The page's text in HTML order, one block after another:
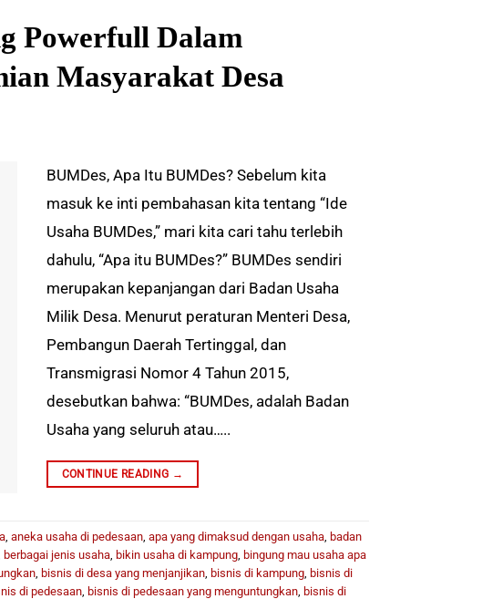
Powerfull Dalam
Masyarakat Desa
BUMDes, Apa Itu BUMDes? Sebelum kita
masuk ke inti pembahasan kita tentang “Ide
Usaha BUMDes,” mari kita cari tahu terlebih
dahulu, “Apa itu BUMDes?” BUMDes sendiri
merupakan kepanjangan dari Badan Usaha
Milik Desa. Menurut peraturan Menteri Desa,
Pembangun Daerah Tertinggal, dan
Transmigrasi Nomor 4 Tahun 2015,
desebutkan bahwa: “BUMDes, adalah Badan
Usaha yang seluruh atau…..
CONTINUE READING →
, aneka usaha di pedesaan, apa yang dimaksud dengan usaha, badan
berbagai jenis usaha, bikin usaha di kampung, bingung mau usaha apa
, bisnis di desa yang menjanjikan, bisnis di kampung, bisnis di
di pedesaan, bisnis di pedesaan yang menguntungkan, bisnis di